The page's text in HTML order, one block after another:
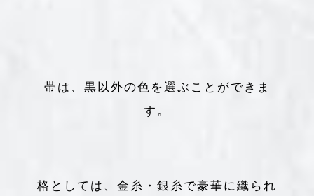
帯は、黒以外の色を選ぶことができま
す。
格としては、金糸・銀糸で豪華に織られ